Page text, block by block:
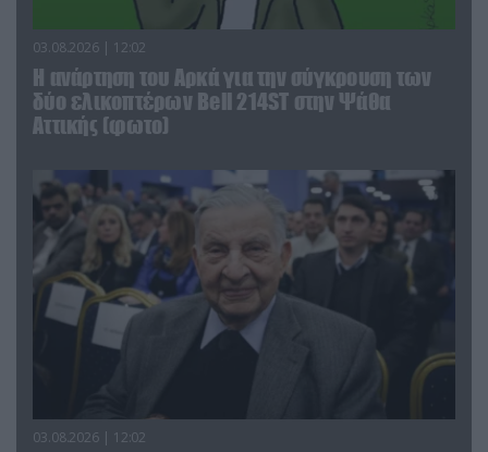
03.08.2026 | 12:02
Η ανάρτηση του Αρκά για την σύγκρουση των
δύο ελικοπτέρων Bell 214ST στην Ψάθα
Αττικής (φωτο)
03.08.2026 | 12:02